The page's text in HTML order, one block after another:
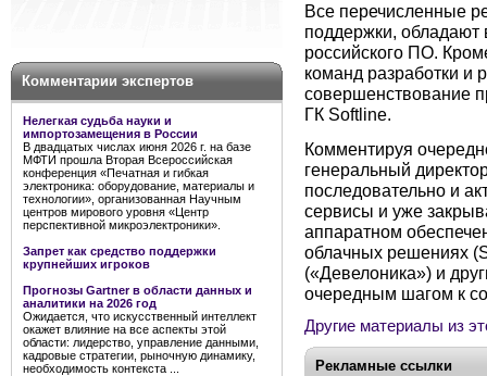
Комментарии экспертов
Нелегкая судьба науки и
импортозамещения в России
В двадцатых числах июня 2026 г. на базе
МФТИ прошла Вторая Всероссийская
конференция «Печатная и гибкая
электроника: оборудование, материалы и
технологии», организованная Научным
центров мирового уровня «Центр
перспективной микроэлектроники».
Запрет как средство поддержки
крупнейших игроков
Прогнозы Gartner в области данных и
аналитики на 2026 год
Ожидается, что искусственный интеллект
окажет влияние на все аспекты этой
области: лидерство, управление данными,
кадровые стратегии, рыночную динамику,
необходимость контекста ...
Все перечисленные
поддержки, обладают
российского ПО.
команд разработки и
совершенствование
ГК Softline.
Комментируя
генеральный
последовательно и
сервисы и уже
аппаратном
облачных решениях
(«Девелоника») и
очередным шагом к
Другие материалы из
Рекламные ссылки